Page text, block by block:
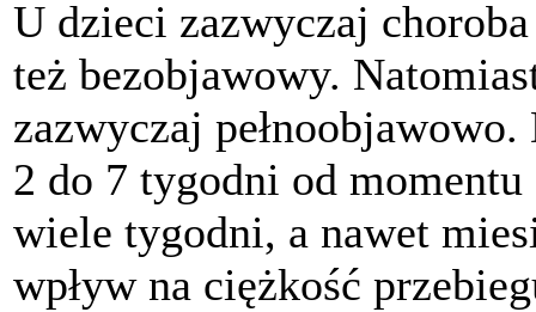
U dzieci zazwyczaj
też bezobjawowy.
zazwyczaj
2 do 7 tygodni od
wiele tygodni, a nawet
wpływ na ciężkość